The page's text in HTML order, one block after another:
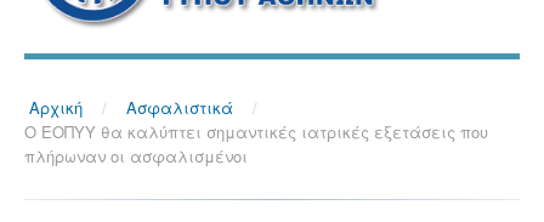
Αρχική / Ασφαλιστικά
/
Ο ΕΟΠΥΥ θα καλύπτει σημαντικές ιατρικές εξετάσεις που
πλήρωναν οι ασφαλισμένοι